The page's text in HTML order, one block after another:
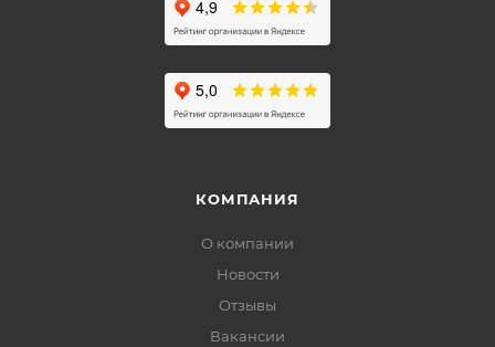
КОМПАНИЯ
О компании
Новости
Отзывы
Вакансии